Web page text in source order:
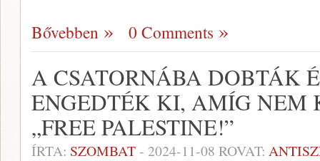
Bővebben 0 Comments
A CSATORNÁBA DOBTÁK
ENGEDTÉK KI, AMÍG NEM
„FREE PALESTINE!”
ÍRTA: SZOMBAT- 2024-11-08 ROVAT: